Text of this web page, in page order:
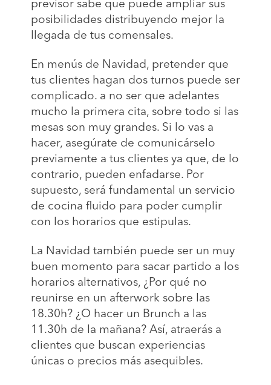
posibilidades distribuyendo mejor la
llegada de tus comensales.
En menús de Navidad, pretender que
tus clientes hagan dos turnos puede ser
complicado. a no ser que adelantes
mucho la primera cita, sobre todo si las
mesas son muy grandes. Si lo vas a
hacer, asegúrate de comunicárselo
previamente a tus clientes ya que, de lo
contrario, pueden enfadarse. Por
supuesto, será fundamental un servicio
de cocina fluido para poder cumplir
con los horarios que estipulas.
La Navidad también puede ser un muy
buen momento para sacar partido a los
horarios alternativos, ¿Por qué no
reunirse en un afterwork sobre las
18.30h? ¿O hacer un Brunch a las
11.30h de la mañana? Así, atraerás a
clientes que buscan experiencias
únicas o precios más asequibles.